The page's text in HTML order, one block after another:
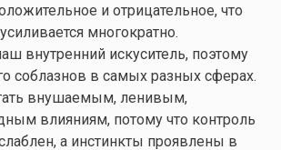
и отрицательное, что
многократно.
внутренний искуситель, поэтому
соблазнов в самых разных сферах.
внушаемым, ленивым,
влияниям, потому что контроль
а инстинкты проявлены в